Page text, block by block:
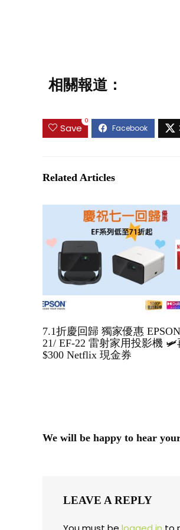
相關報道：
Save
0
Related Articles
7.1折慶回歸 獨家優惠
21/ EF-22 雷射家用投影機 🛩
$300 Netflix 現金券
We will be happy to hear
LEAVE A REPLY